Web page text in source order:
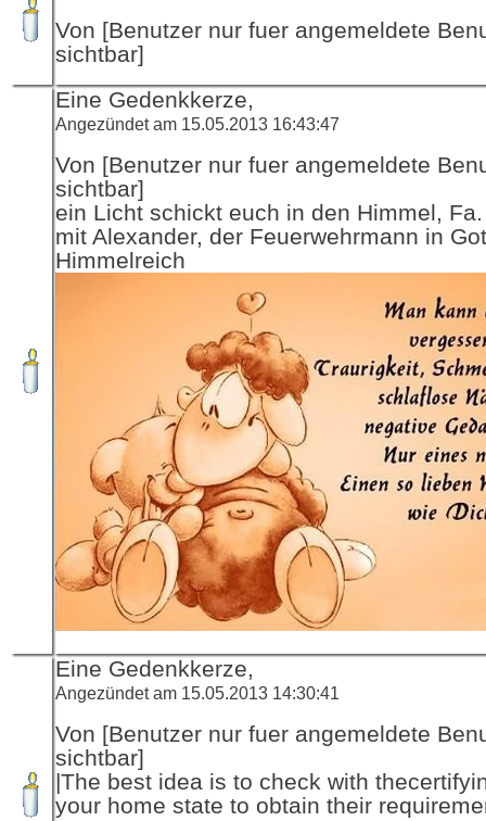
Von [Benutzer nur fuer angemeldete
sichtbar]
Eine Gedenkkerze,
Angezündet am 15.05.2013 16:43:47
Von [Benutzer nur fuer angemeldete
sichtbar]
ein Licht schickt euch in den Himmel,
mit Alexander, der Feuerwehrmann in
Himmelreich
Eine Gedenkkerze,
Angezündet am 15.05.2013 14:30:41
Von [Benutzer nur fuer angemeldete
sichtbar]
|The best idea is to check with
your home state to obtain their